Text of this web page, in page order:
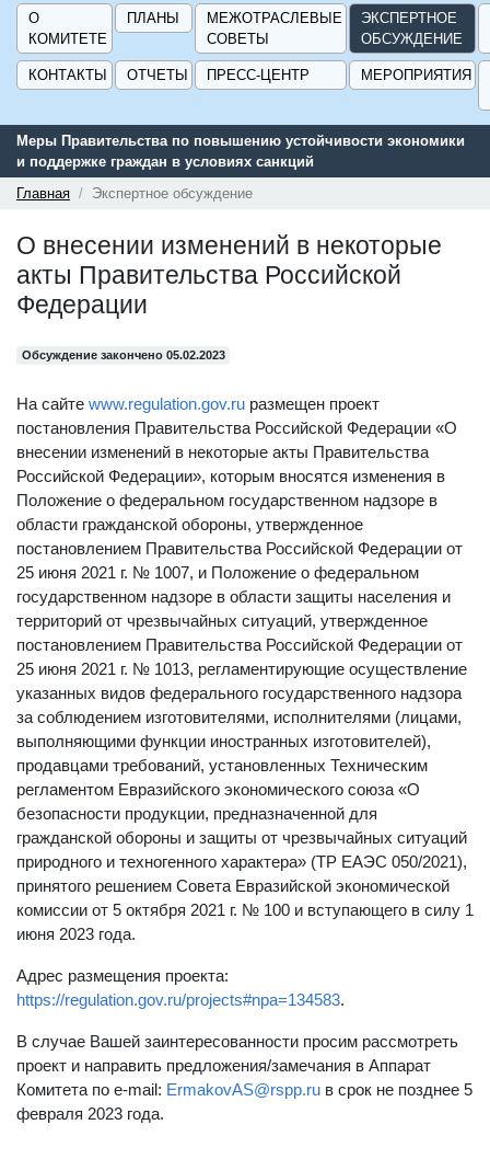
О
КОМИТЕТЕ
ПЛАНЫ
МЕЖОТРАСЛЕВЫЕ
СОВЕТЫ
ЭКСПЕРТНОЕ
ОБСУЖДЕНИЕ
КОНТАКТЫ ОТЧЕТЫ ПРЕСС-ЦЕНТР МЕРОПРИЯТИЯ
Меры Правительства по повышению устойчивости экономики
и поддержке граждан в условиях санкций
Главная
Экспертное обсуждение
О внесении изменений в некоторые
акты Правительства Российской
Федерации
Обсуждение закончено 05.02.2023
На сайте www.regulation.gov.ru размещен проект
постановления Правительства Российской Федерации «О
внесении изменений в некоторые акты Правительства
Российской Федерации», которым вносятся изменения в
Положение о федеральном государственном надзоре в
области гражданской обороны, утвержденное
постановлением Правительства Российской Федерации от
25 июня 2021 г. № 1007, и Положение о федеральном
государственном надзоре в области защиты населения и
территорий от чрезвычайных ситуаций, утвержденное
постановлением Правительства Российской Федерации от
25 июня 2021 г. № 1013, регламентирующие осуществление
указанных видов федерального государственного надзора
за соблюдением изготовителями, исполнителями (лицами,
выполняющими функции иностранных изготовителей),
продавцами требований, установленных Техническим
регламентом Евразийского экономического союза «О
безопасности продукции, предназначенной для
гражданской обороны и защиты от чрезвычайных ситуаций
природного и техногенного характера» (ТР ЕАЭС 050/2021),
принятого решением Совета Евразийской экономической
комиссии от 5 октября 2021 г. № 100 и вступающего в силу 1
июня 2023 года.
Адрес размещения проекта:
https://regulation.gov.ru/projects#npa=134583.
В случае Вашей заинтересованности просим рассмотреть
проект и направить предложения/замечания в Аппарат
Комитета по e-mail: ErmakovAS@rspp.ru в срок не позднее 5
февраля 2023 года.